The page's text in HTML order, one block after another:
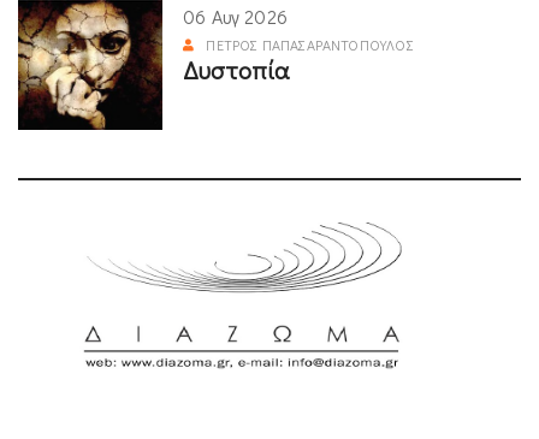
06 Αυγ 2026
ΠΈΤΡΟΣ ΠΑΠΑΣΑΡΑΝΤΌΠΟΥΛΟΣ
Δυστοπία